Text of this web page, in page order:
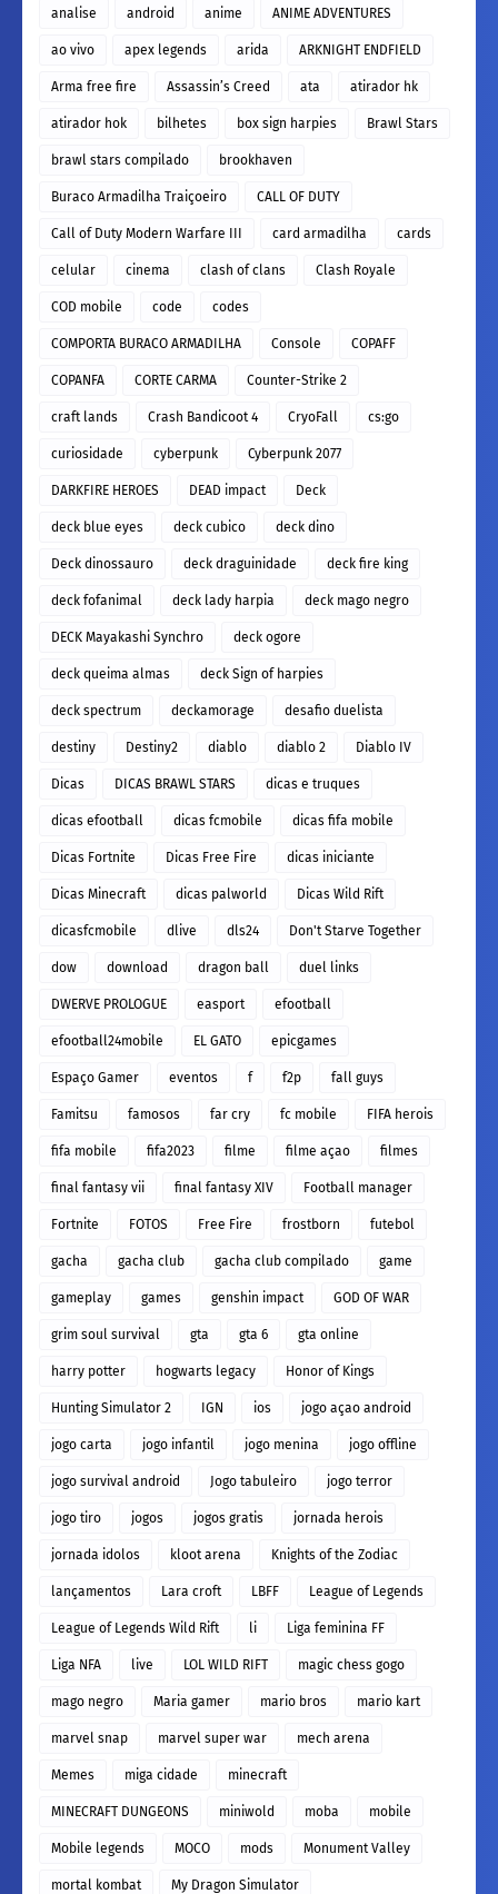
analise android anime ANIME ADVENTURES
ao vivo apex legends arida ARKNIGHT ENDFIELD
Arma free fire Assassin’s Creed ata atirador hk
atirador hok bilhetes box sign harpies Brawl Stars
brawl stars compilado brookhaven
Buraco Armadilha Traiçoeiro CALL OF DUTY
Call of Duty Modern Warfare III card armadilha cards
celular cinema clash of clans Clash Royale
COD mobile code codes
COMPORTA BURACO ARMADILHA Console COPAFF
COPANFA CORTE CARMA Counter-Strike 2
craft lands Crash Bandicoot 4 CryoFall cs:go
curiosidade cyberpunk Cyberpunk 2077
DARKFIRE HEROES DEAD impact Deck
deck blue eyes deck cubico deck dino
Deck dinossauro deck draguinidade deck fire king
deck fofanimal deck lady harpia deck mago negro
DECK Mayakashi Synchro deck ogore
deck queima almas deck Sign of harpies
deck spectrum deckamorage desafio duelista
destiny Destiny2 diablo diablo 2 Diablo IV
Dicas DICAS BRAWL STARS dicas e truques
dicas efootball dicas fcmobile dicas fifa mobile
Dicas Fortnite Dicas Free Fire dicas iniciante
Dicas Minecraft dicas palworld Dicas Wild Rift
dicasfcmobile dlive dls24 Don't Starve Together
dow download dragon ball duel links
DWERVE PROLOGUE easport efootball
efootball24mobile EL GATO epicgames
Espaço Gamer eventos f f2p fall guys
Famitsu famosos far cry fc mobile FIFA herois
fifa mobile fifa2023 filme filme açao filmes
final fantasy vii final fantasy XIV Football manager
Fortnite FOTOS Free Fire frostborn futebol
gacha gacha club gacha club compilado game
gameplay games genshin impact GOD OF WAR
grim soul survival gta gta 6 gta online
harry potter hogwarts legacy Honor of Kings
Hunting Simulator 2 IGN ios jogo açao android
jogo carta jogo infantil jogo menina jogo offline
jogo survival android Jogo tabuleiro jogo terror
jogo tiro jogos jogos gratis jornada herois
jornada idolos kloot arena Knights of the Zodiac
lançamentos Lara croft LBFF League of Legends
League of Legends Wild Rift li Liga feminina FF
Liga NFA live LOL WILD RIFT magic chess gogo
mago negro Maria gamer mario bros mario kart
marvel snap marvel super war mech arena
Memes miga cidade minecraft
MINECRAFT DUNGEONS miniwold moba mobile
Mobile legends MOCO mods Monument Valley
mortal kombat My Dragon Simulator